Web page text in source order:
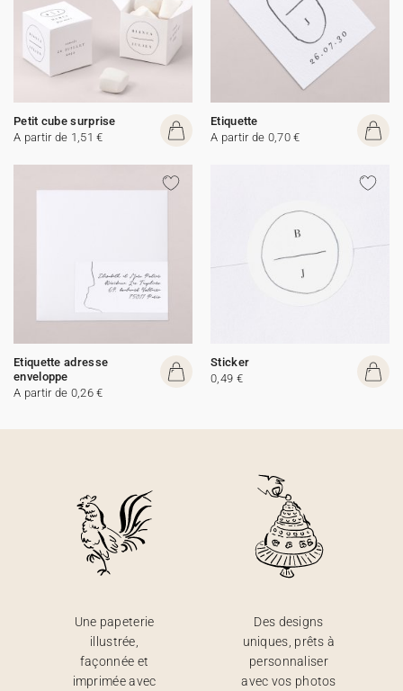
Petit cube surprise
A partir de 1,51 €
Etiquette
A partir de 0,70 €
Etiquette adresse
enveloppe
A partir de 0,26 €
Sticker
0,49 €
Une papeterie
illustrée,
façonnée et
imprimée avec
Des designs
uniques, prêts à
personnaliser
avec vos photos